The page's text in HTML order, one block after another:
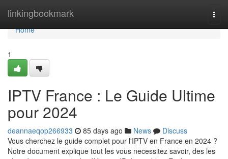
linkingbookmark
Home
Home
1
IPTV France : Le Guide Ultime
pour 2024
deannaeqop266933 85 days ago News
Discuss
Vous cherchez le guide complet pour l'IPTV en France en 2024 ?
Notre document explique tout les vous necessitez savoir, des les